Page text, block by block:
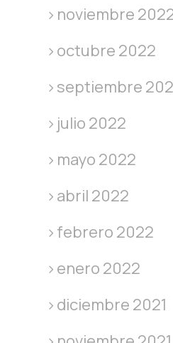
noviembre
octubre 2022
septiembre
julio 2022
mayo 2022
abril 2022
febrero 2022
enero 2022
diciembre 2021